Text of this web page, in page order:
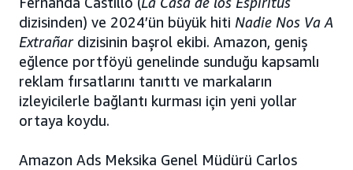
dizisinden) ve 2024’ün büyük hiti Nadie Nos Va A
Extrañardizisinin başrol ekibi. Amazon, geniş
eğlence portföyü genelinde sunduğu kapsamlı
reklam fırsatlarını tanıttı ve markaların
izleyicilerle bağlantı kurması için yeni yollar
ortaya koydu.
Amazon Ads Meksika Genel Müdürü Carlos